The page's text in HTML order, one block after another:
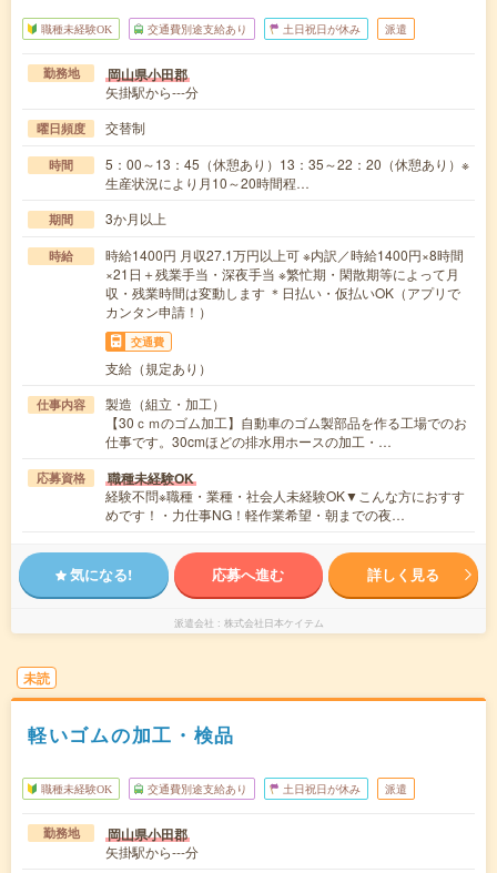
職種未経験OK 交通費別途支給あり 土日祝日が休み 派遣
勤務地 岡山県小田郡
矢掛駅から---分
曜日頻度 交替制
時間
5：00～13：45（休憩あり）13：35～22：20（休憩あり）※
生産状況により月10～20時間程…
期間 3か月以上
時給
時給1400円 月収27.1万円以上可 ※内訳／時給1400円×8時間
×21日＋残業手当・深夜手当 ※繁忙期・閑散期等によって月
収・残業時間は変動します ＊日払い・仮払いOK（アプリで
カンタン申請！）
交通費
支給（規定あり）
仕事内容
製造（組立・加工）
【30ｃｍのゴム加工】自動車のゴム製部品を作る工場でのお
仕事です。30cmほどの排水用ホースの加工・…
応募資格 職種未経験OK
経験不問※職種・業種・社会人未経験OK▼こんな方におすす
めです！・力仕事NG！軽作業希望・朝までの夜…
気になる! 応募へ進む 詳しく見る
派遣会社 株式会社日本ケイテム
未読
軽いゴムの加工・検品
職種未経験OK 交通費別途支給あり 土日祝日が休み 派遣
勤務地 岡山県小田郡
矢掛駅から---分